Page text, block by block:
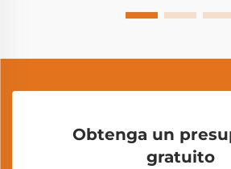
Obtenga un
gratuito